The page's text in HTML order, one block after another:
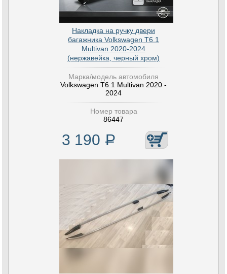
Накладка на ручку двери
багажника Volkswagen T6.1
Multivan 2020-2024
(нержавейка, черный хром)
Марка/модель автомобиля
Volkswagen T6.1 Multivan 2020 -
2024
Номер товара
86447
3 190 Р